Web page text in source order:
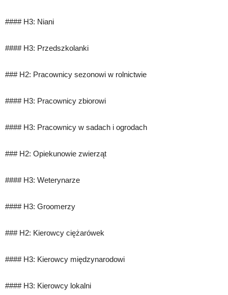
#### H3: Niani
#### H3: Przedszkolanki
### H2: Pracownicy sezonowi w rolnictwie
#### H3: Pracownicy zbiorowi
#### H3: Pracownicy w sadach i ogrodach
### H2: Opiekunowie zwierząt
#### H3: Weterynarze
#### H3: Groomerzy
### H2: Kierowcy ciężarówek
#### H3: Kierowcy międzynarodowi
#### H3: Kierowcy lokalni